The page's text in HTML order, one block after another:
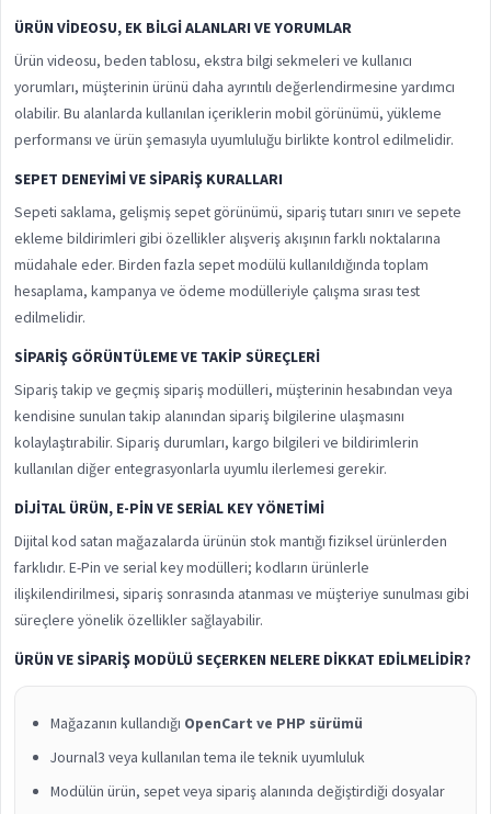
ÜRÜN VIDEOSU, EK BILGI ALANLARI VE YORUMLAR
Ürün videosu, beden tablosu, ekstra bilgi sekmeleri ve kullanıcı
yorumları, müşterinin ürünü daha ayrıntılı değerlendirmesine yardımcı
olabilir. Bu alanlarda kullanılan içeriklerin mobil görünümü, yükleme
performansı ve ürün şemasıyla uyumluluğu birlikte kontrol edilmelidir.
SEPET DENEYIMI VE SIPARIŞ KURALLARI
Sepeti saklama, gelişmiş sepet görünümü, sipariş tutarı sınırı ve sepete
ekleme bildirimleri gibi özellikler alışveriş akışının farklı noktalarına
müdahale eder. Birden fazla sepet modülü kullanıldığında toplam
hesaplama, kampanya ve ödeme modülleriyle çalışma sırası test
edilmelidir.
SIPARIŞ GÖRÜNTÜLEME VE TAKIP SÜREÇLERI
Sipariş takip ve geçmiş sipariş modülleri, müşterinin hesabından veya
kendisine sunulan takip alanından sipariş bilgilerine ulaşmasını
kolaylaştırabilir. Sipariş durumları, kargo bilgileri ve bildirimlerin
kullanılan diğer entegrasyonlarla uyumlu ilerlemesi gerekir.
DIJITAL ÜRÜN, E-PIN VE SERIAL KEY YÖNETIMI
Dijital kod satan mağazalarda ürünün stok mantığı fiziksel ürünlerden
farklıdır. E-Pin ve serial key modülleri; kodların ürünlerle
ilişkilendirilmesi, sipariş sonrasında atanması ve müşteriye sunulması gibi
süreçlere yönelik özellikler sağlayabilir.
ÜRÜN VE SIPARIŞ MODÜLÜ SEÇERKEN NELERE DIKKAT EDILMELIDIR?
Mağazanın kullandığı OpenCart ve PHP sürümü
Journal3 veya kullanılan tema ile teknik uyumluluk
Modülün ürün, sepet veya sipariş alanında değiştirdiği dosyalar